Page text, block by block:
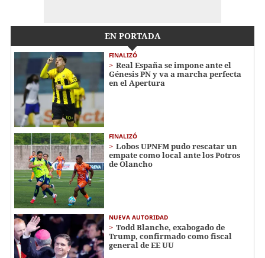
EN PORTADA
FINALIZÓ
Real España se impone ante el
Génesis PN y va a marcha perfecta
en el Apertura
FINALIZÓ
Lobos UPNFM pudo rescatar un
empate como local ante los Potros
de Olancho
NUEVA AUTORIDAD
Todd Blanche, exabogado de
Trump, confirmado como fiscal
general de EE UU